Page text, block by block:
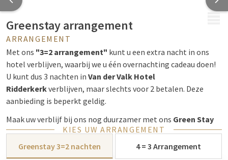
Greenstay arrangement
ARRANGEMENT
Met ons "3=2 arrangement" kunt u een extra nacht in ons
hotel verblijven, waarbij we u één overnachting cadeau doen!
U kunt dus 3 nachten in Van der Valk Hotel
Ridderkerkverblijven, maar slechts voor 2 betalen. Deze
aanbieding is beperkt geldig.
Maak uw verblijf bij ons nog duurzamer met ons Green Stay
Arrangement! Dit speciale arrangement biedt u de kans om
te genieten van een milieuvriendelijk verblijf en tegelijkertijd
een bijdrage te leveren aan een groenere toekomst.
KIES UW ARRANGEMENT
Greenstay 3=2 nachten
4 = 3 Arrangement